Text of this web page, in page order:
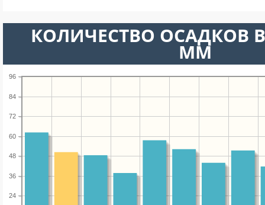
КОЛИЧЕСТВО ОСАДКОВ
ММ
24
36
48
60
72
84
96